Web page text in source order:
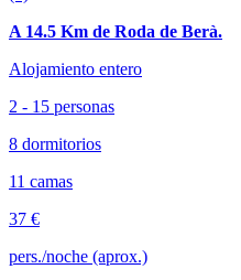
A 14.5 Km de Roda de Berà.
Alojamiento entero
2 - 15 personas
8 dormitorios
11 camas
37 €
pers./noche (aprox.)